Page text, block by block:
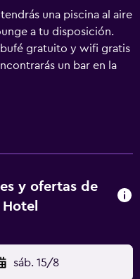
una piscina al aire
a tu disposición.
gratuito y wifi gratis
un bar en la
bar-cafetería. Simas
con aire
escritorio y
todos los días. Los
que se indican más
del alojamiento (es
y ofertas de
sáb. 15/8